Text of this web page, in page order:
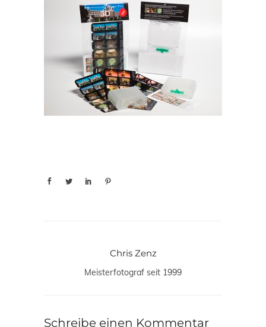
Chris Zenz
Meisterfotograf seit 1999
Schreibe einen Kommentar